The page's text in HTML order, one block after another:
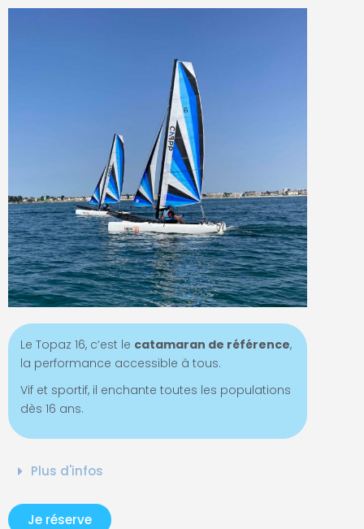
Le Topaz 16, c‘est le catamaran de référence,
la performance accessible à tous.
Vif et sportif, il enchante toutes les populations
dès 16 ans.
Plus d'infos
Je réserve